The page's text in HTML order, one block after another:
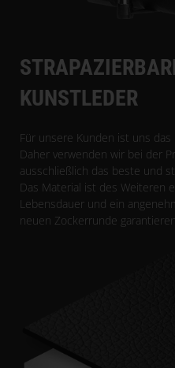
KUNSTLEDER
Für unsere Kunden ist uns
Daher verwenden wir bei der
ausschließlich das beste und
Das Material ist des Weiteren
Lebensdauer und ein
neuen Zockerrunde